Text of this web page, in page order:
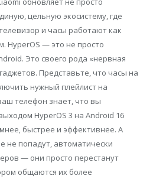
цельную экосистему, где
и часы работают как
HyperOS — это не просто
Это своего рода «нервная
Представьте, что часы на
нужный плейлист на
телефон знает, что вы
HyperOS 3 на Android 16
быстрее и эффективнее. А
не попадут, автоматически
— они просто перестанут
общаются их более